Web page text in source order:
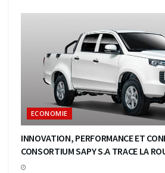
ECONOMIE
INNOVATION, PERFORMANCE ET
CONSORTIUM SAPY S.A TRACE LA